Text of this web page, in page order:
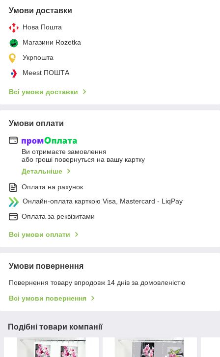
Умови доставки
Нова Пошта
Магазини Rozetka
Укрпошта
Meest ПОШТА
Всі умови доставки
Умови оплати
Ви отримаєте замовлення
або гроші повернуться на вашу картку
Детальніше
Оплата на рахунок
Онлайн-оплата карткою Visa, Mastercard - LiqPay
Оплата за реквізитами
Всі умови оплати
Умови повернення
Повернення товару впродовж 14 днів за домовленістю
Всі умови повернення
Подібні товари компанії